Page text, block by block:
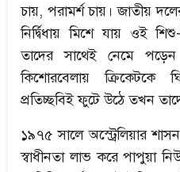
চায়, পরামর্শ চায়। জাতীয়
নির্দ্বিধায় মিশে যায় ওই
তাদের সাথেই নেমে
কিশোরবেলায় ক্রিকেটকে
প্রতিচ্ছবিই ফুটে উঠে তখন
১৯৭৫ সালে অস্ট্রেলিয়ার
স্বাধীনতা লাভ করে পাপুয়া